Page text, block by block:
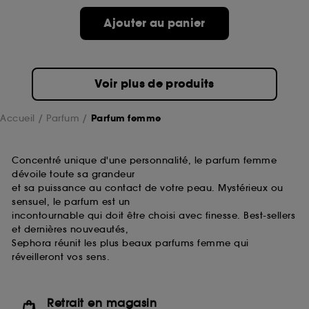
Ajouter au panier
Voir plus de produits
Accueil Parfum Parfum femme
Concentré unique d'une personnalité, le parfum femme
dévoile toute sa grandeur
et sa puissance au contact de votre peau. Mystérieux ou
sensuel, le parfum est un
incontournable qui doit être choisi avec finesse. Best-sellers
et dernières nouveautés,
Sephora réunit les plus beaux parfums femme qui
réveilleront vos sens.
Retrait en magasin
de ces cookies grâce au bouton "personnaliser mes
choix" ci-dessous ou décider de "tout accepter".
Sephora pourra associer les informations de
collectées ou générées lors de votre activité en ligne
ou en magasin. Pour refuser tous les cookies, cliques
sur "continuer sans accepter". Voous pouvez à tout
souhaitez obtenir plus d'information sur les cookies